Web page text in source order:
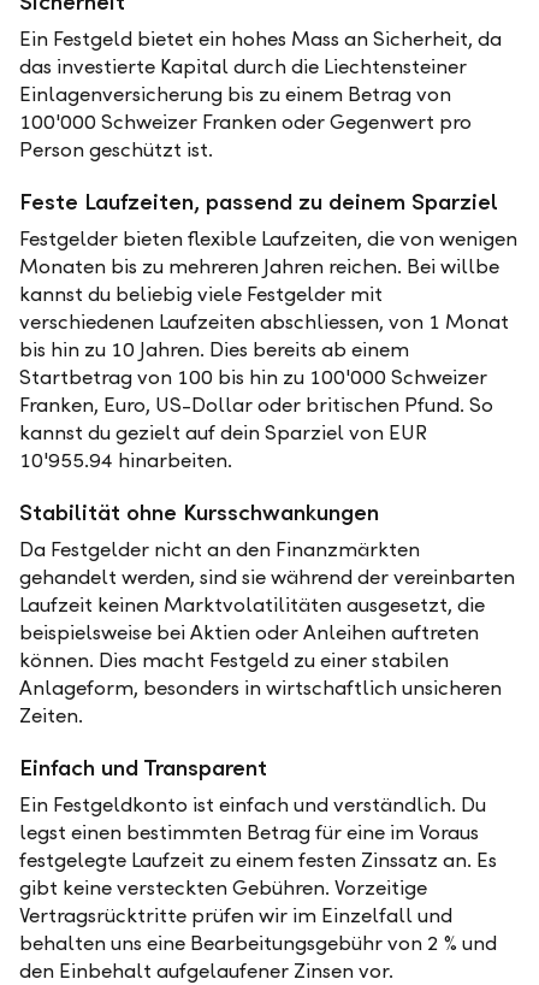
Ein Festgeld bietet ein hohes Mass an Sicherheit, da
das investierte Kapital durch die Liechtensteiner
Einlagenversicherung bis zu einem Betrag von
100'000 Schweizer Franken oder Gegenwert pro
Person geschützt ist.
Feste Laufzeiten, passend zu deinem Sparziel
Festgelder bieten flexible Laufzeiten, die von wenigen
Monaten bis zu mehreren Jahren reichen. Bei willbe
kannst du beliebig viele Festgelder mit
verschiedenen Laufzeiten abschliessen, von 1 Monat
bis hin zu 10 Jahren. Dies bereits ab einem
Startbetrag von 100 bis hin zu 100'000 Schweizer
Franken, Euro, US-Dollar oder britischen Pfund. So
kannst du gezielt auf dein Sparziel von EUR
10'955.94 hinarbeiten.
Stabilität ohne Kursschwankungen
Da Festgelder nicht an den Finanzmärkten
gehandelt werden, sind sie während der vereinbarten
Laufzeit keinen Marktvolatilitäten ausgesetzt, die
beispielsweise bei Aktien oder Anleihen auftreten
können. Dies macht Festgeld zu einer stabilen
Anlageform, besonders in wirtschaftlich unsicheren
Zeiten.
Einfach und Transparent
Ein Festgeldkonto ist einfach und verständlich. Du
legst einen bestimmten Betrag für eine im Voraus
festgelegte Laufzeit zu einem festen Zinssatz an. Es
gibt keine versteckten Gebühren. Vorzeitige
Vertragsrücktritte prüfen wir im Einzelfall und
behalten uns eine Bearbeitungsgebühr von 2 % und
den Einbehalt aufgelaufener Zinsen vor.